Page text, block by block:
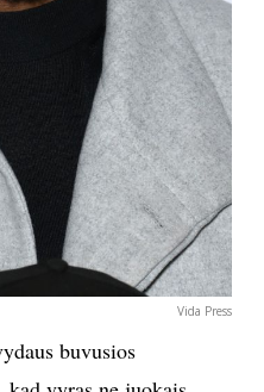
Vida Press
buvusios